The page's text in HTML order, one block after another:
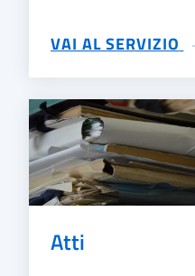
VAI AL SERVIZIO
Atti